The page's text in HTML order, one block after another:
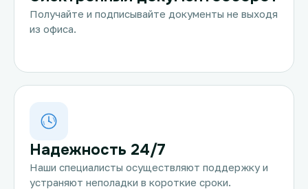
Получайте и подписывайте документы не выходя
из офиса.
Надежность 24/7
Наши специалисты осуществляют поддержку и
устраняют неполадки в короткие сроки.